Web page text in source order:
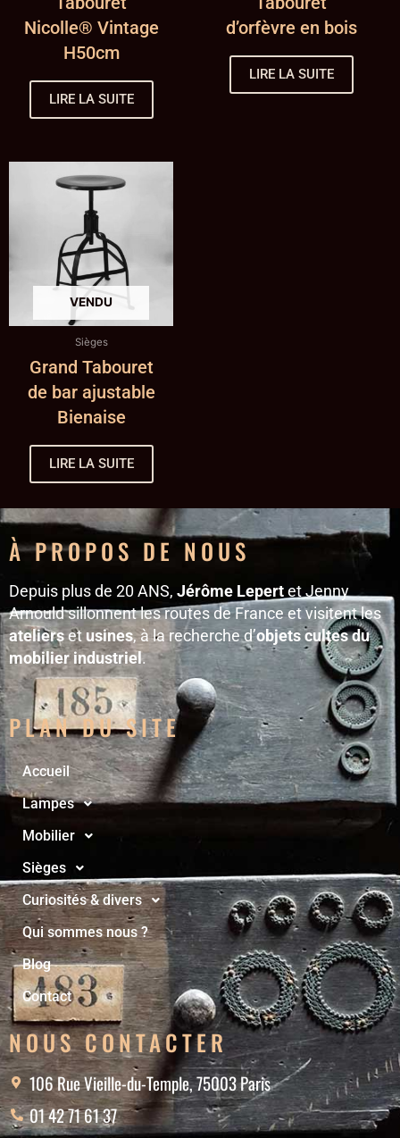
Nicolle® Vintage
H50cm
LIRE LA SUITE
d’orfèvre en bois
LIRE LA SUITE
Sièges
Grand Tabouret
de bar ajustable
Bienaise
LIRE LA SUITE
À PROPOS DE NOUS
Depuis plus de 20 ANS, Jérôme Lepertet Jenny
Arnould sillonnent les routes de France et visitent les
ateliersetusines, à la recherche d’objets cultes du
mobilier industriel.
PLAN DU SITE
Accueil
Lampes
Mobilier
Sièges
Curiosités & divers
Qui sommes nous ?
Blog
Contact
NOUS CONTACTER
106 Rue Vieille-du-Temple, 75003 Paris
01 42 71 61 37